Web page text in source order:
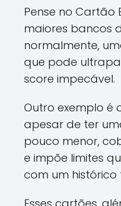
Pense no Cartão
maiores bancos
normalmente,
que pode
score impecável.
Outro exemplo é
apesar de ter
pouco menor,
e impõe limites
com um histórico